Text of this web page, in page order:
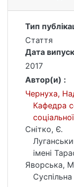
Тип
Стаття
Дата
2017
Автор(и) :
Чернуха,
Кафедра
Снітко, Є.
імені
Яворська,